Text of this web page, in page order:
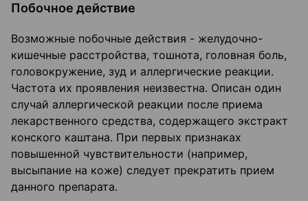
Побочное действие
Возможные побочные действия - желудочно-
кишечные расстройства, тошнота, головная боль,
головокружение, зуд и аллергические реакции.
Частота их проявления неизвестна. Описан один
случай аллергической реакции после приема
лекарственного средства, содержащего экстракт
конского каштана. При первых признаках
повышенной чувствительности (например,
высыпание на коже) следует прекратить прием
данного препарата.